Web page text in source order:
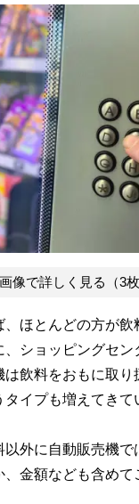
画像で詳しく見る（3枚
、ほとんどの方が飲
、ショッピングセン
飲料をおもに取り
イプも増えてきて
以外に自動販売機で
金額なども含めて